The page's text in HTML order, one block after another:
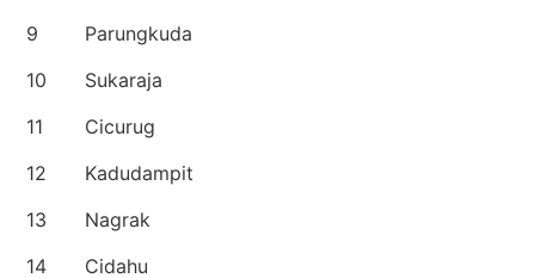
9
Parungkuda
10
Sukaraja
11
Cicurug
12
Kadudampit
13
Nagrak
14
Cidahu